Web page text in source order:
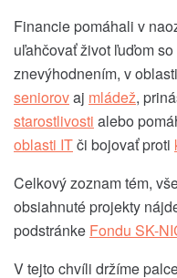
Financie pomáhali v
uľahčovať život ľuďom so
znevýhodnením, v
seniorovaj mládež,
starostlivosti alebo
oblasti ITči bojovať proti
Celkový zoznam tém,
obsiahnuté projekty
podstránke Fondu SK-
V tejto chvíli držíme